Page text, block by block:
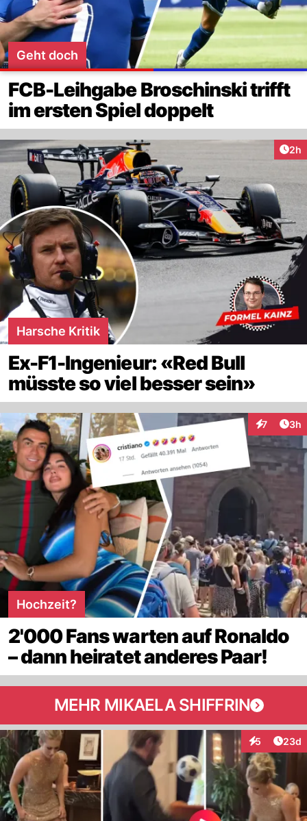
Geht doch
FCB-Leihgabe Broschinski trifft
im ersten Spiel doppelt
2h
Harsche Kritik
Ex-F1-Ingenieur: «Red Bull
müsste so viel besser sein»
7 3h
Hochzeit?
2'000 Fans warten auf Ronaldo
– dann heiratet anderes Paar!
MEHR MIKAELA SHIFFRIN
5
Interaktionen
23d